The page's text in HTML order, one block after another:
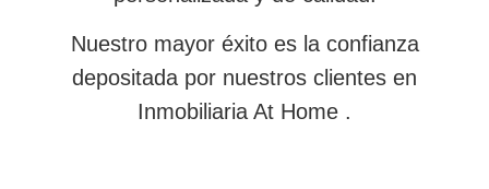
Nuestro mayor éxito es la confianza
depositada por nuestros clientes en
Inmobiliaria At Home .